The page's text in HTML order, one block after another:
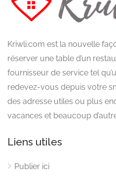
Kriwli.com est la nouvelle
réserver une table d’un
fournisseur de service tel
redevez-vous depuis votre
des adresse utiles ou plus
vacances et beaucoup
Liens utiles
Publier ici